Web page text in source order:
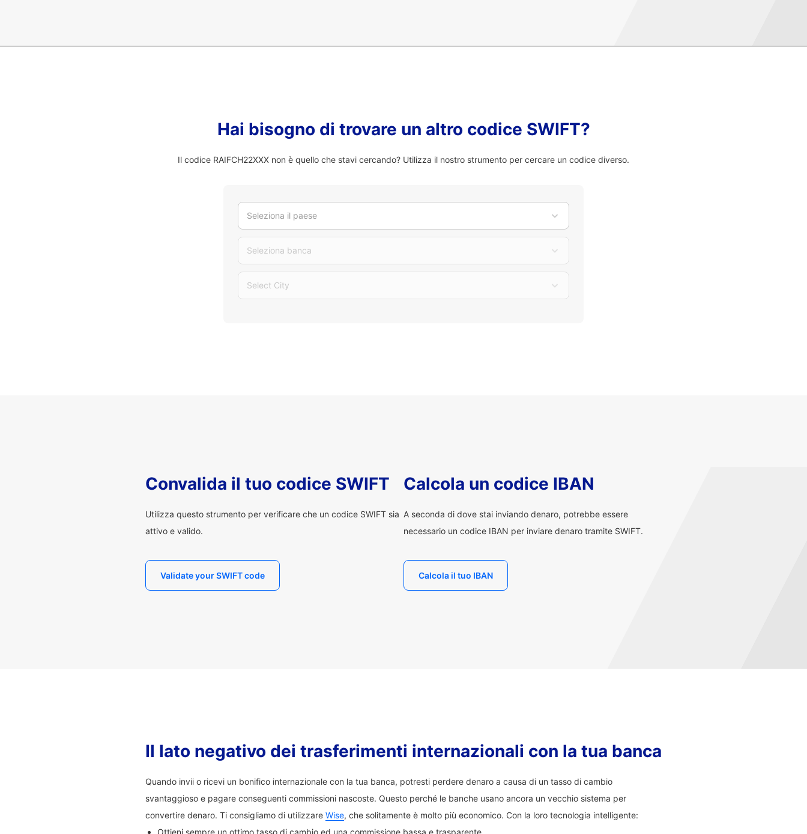
Hai bisogno di trovare un altro codice SWIFT?
Il codice RAIFCH22XXX non è quello che stavi cercando? Utilizza il nostro strumento per cercare un codice diverso.
Seleziona il paese
Seleziona banca
Select City
Convalida il tuo codice SWIFT
Utilizza questo strumento per verificare che un codice SWIFT sia
attivo e valido.
Validate your SWIFT code
Calcola un codice IBAN
A seconda di dove stai inviando denaro, potrebbe essere
necessario un codice IBAN per inviare denaro tramite SWIFT.
Calcola il tuo IBAN
Il lato negativo dei trasferimenti internazionali con la tua banca
Quando invii o ricevi un bonifico internazionale con la tua banca, potresti perdere denaro a causa di un tasso di cambio
svantaggioso e pagare conseguenti commissioni nascoste. Questo perché le banche usano ancora un vecchio sistema per
convertire denaro. Ti consigliamo di utilizzare Wise, che solitamente è molto più economico. Con la loro tecnologia intelligente:
Ottieni sempre un ottimo tasso di cambio ed una commissione bassa e trasparente.